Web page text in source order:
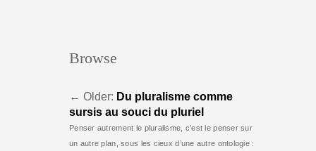
Browse
← Older: Du pluralisme comme
sursis au souci du pluriel
Penser autrement le pluralisme, c’est le penser sur
un autre plan, sous les cieux d’une autre ontologie :